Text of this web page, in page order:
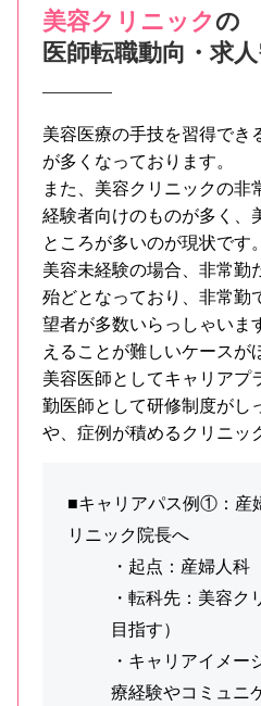
美容クリニックの
医師転職動向・求
美容医療の手技を習得でき
が多くなっております。
また、美容クリニックの非
経験者向けのものが多く、
ところが多いのが現状です。
美容未経験の場合、非常勤
殆どとなっており、非常勤
望者が多数いらっしゃいま
えることが難しいケースが
美容医師としてキャリアプ
勤医師として研修制度がし
や、症例が積めるクリニッ
■キャリアパス例①：産
リニック院長へ
・起点：産婦人科
・転科先：美容
目指す）
・キャリアイメ
療経験やコミュニ